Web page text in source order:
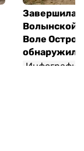
Волынской
Воле
обнаружили